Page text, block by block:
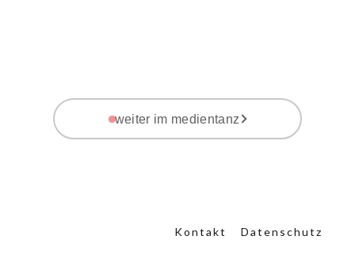
weiter im medientanz
Kontakt Datenschutz